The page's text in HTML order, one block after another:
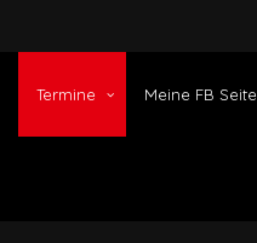
Termine Meine FB Seite